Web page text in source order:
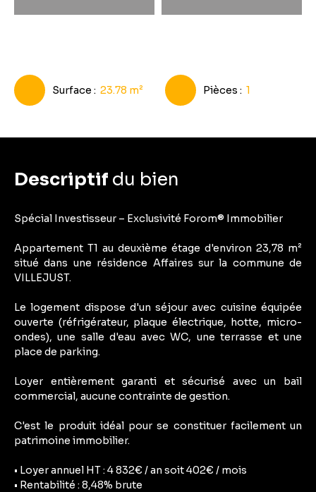
Surface : 23.78 m² Pièces : 1
Descriptif du bien
Spécial Investisseur – Exclusivité Forom® Immobilier
Appartement T1 au deuxième étage d'environ 23,78 m²
situé dans une résidence Affaires sur la commune de
VILLEJUST.
Le logement dispose d'un séjour avec cuisine équipée
ouverte (réfrigérateur, plaque électrique, hotte, micro-
ondes), une salle d'eau avec WC, une terrasse et une
place de parking.
Loyer entièrement garanti et sécurisé avec un bail
commercial, aucune contrainte de gestion.
C'est le produit idéal pour se constituer facilement un
patrimoine immobilier.
• Loyer annuel HT : 4 832€ / an soit 402€ / mois
• Rentabilité : 8,48% brute